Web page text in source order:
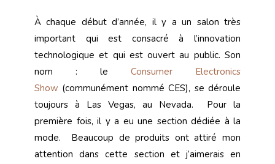
À chaque début d’année, il y a un salon très
important qui est consacré à l’innovation
technologique et qui est ouvert au public. Son
nom : le Consumer Electronics
Show (communément nommé CES), se déroule
toujours à Las Vegas, au Nevada. Pour la
première fois, il y a eu une section dédiée à la
mode. Beaucoup de produits ont attiré mon
attention dans cette section et j’aimerais en